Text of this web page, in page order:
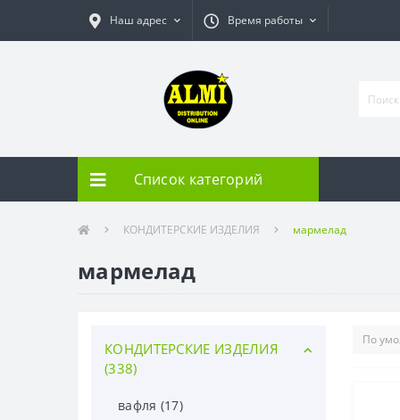
Наш адрес Время работы
Список категорий
КОНДИТЕРСКИЕ ИЗДЕЛИЯ мармелад
мармелад
КОНДИТЕРСКИЕ ИЗДЕЛИЯ
(338)
вафля (17)